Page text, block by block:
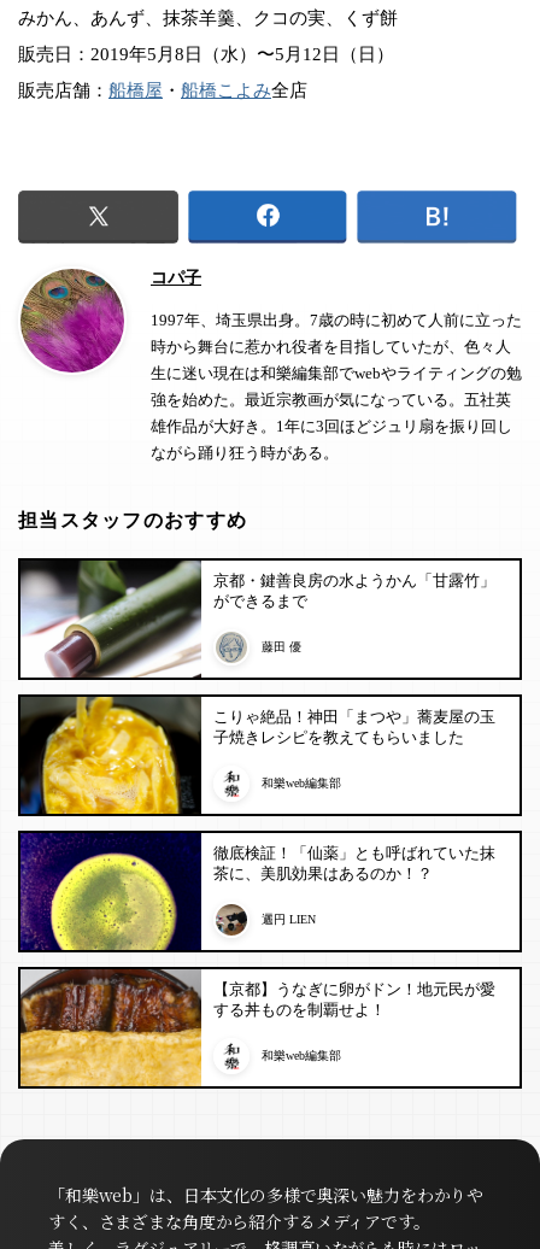
みかん、あんず、抹茶羊羹、クコの実、くず餅
販売日：2019年5月8日（水）〜5月12日（日）
販売店舗： 船橋屋 ・ 船橋こよみ全店
コパ子
1997年、埼玉県出身。7歳の時に初めて人前に立った
時から舞台に惹かれ役者を目指していたが、色々人
生に迷い現在は和樂編集部でwebやライティングの勉
強を始めた。最近宗教画が気になっている。五社英
雄作品が大好き。1年に3回ほどジュリ扇を振り回し
ながら踊り狂う時がある。
担当スタッフのおすすめ
京都・鍵善良房の水ようかん「甘露竹」
ができるまで
藤田 優
こりゃ絶品！神田「まつや」蕎麦屋の玉
子焼きレシピを教えてもらいました
和樂web編集部
徹底検証！「仙薬」とも呼ばれていた抹
茶に、美肌効果はあるのか！？
邐円 LIEN
【京都】うなぎに卵がドン！地元民が愛
する丼ものを制覇せよ！
和樂web編集部
「和樂web」は、日本文化の多様で奥深い魅力をわかりや
すく、さまざまな角度から紹介するメディアです。